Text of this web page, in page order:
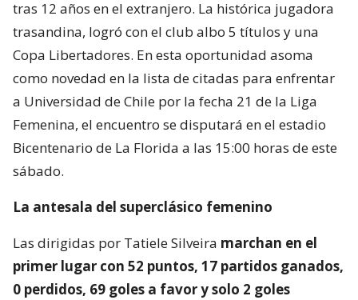
tras 12 años en el extranjero. La histórica jugadora
trasandina, logró con el club albo 5 títulos y una
Copa Libertadores. En esta oportunidad asoma
como novedad en la lista de citadas para enfrentar
a Universidad de Chile por la fecha 21 de la Liga
Femenina, el encuentro se disputará en el estadio
Bicentenario de La Florida a las 15:00 horas de este
sábado.
La antesala del superclásico femenino
Las dirigidas por Tatiele Silveira marchan en el
primer lugar con 52 puntos, 17 partidos ganados,
0 perdidos, 69 goles a favor y solo 2 goles